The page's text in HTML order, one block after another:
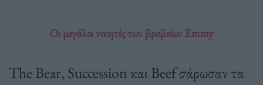
Οι μεγάλοι νικητές των βραβείων Emmy
The Bear, Succession και Beef σάρωσαν τα